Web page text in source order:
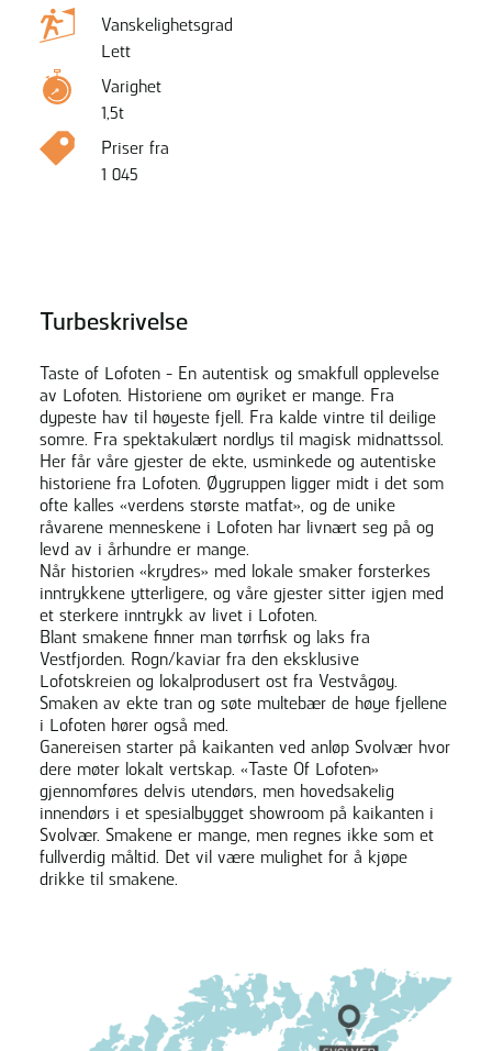
Vanskelighetsgrad
Lett
Varighet
1,5t
Priser fra
1 045
Turbeskrivelse
Taste of Lofoten - En autentisk og smakfull opplevelse
av Lofoten. Historiene om øyriket er mange. Fra
dypeste hav til høyeste fjell. Fra kalde vintre til deilige
somre. Fra spektakulært nordlys til magisk midnattssol.
Her får våre gjester de ekte, usminkede og autentiske
historiene fra Lofoten. Øygruppen ligger midt i det som
ofte kalles «verdens største matfat», og de unike
råvarene menneskene i Lofoten har livnært seg på og
levd av i århundre er mange.
Når historien «krydres» med lokale smaker forsterkes
inntrykkene ytterligere, og våre gjester sitter igjen med
et sterkere inntrykk av livet i Lofoten.
Blant smakene finner man tørrfisk og laks fra
Vestfjorden. Rogn/kaviar fra den eksklusive
Lofotskreien og lokalprodusert ost fra Vestvågøy.
Smaken av ekte tran og søte multebær de høye fjellene
i Lofoten hører også med.
Ganereisen starter på kaikanten ved anløp Svolvær hvor
dere møter lokalt vertskap. «Taste Of Lofoten»
gjennomføres delvis utendørs, men hovedsakelig
innendørs i et spesialbygget showroom på kaikanten i
Svolvær. Smakene er mange, men regnes ikke som et
fullverdig måltid. Det vil være mulighet for å kjøpe
drikke til smakene.